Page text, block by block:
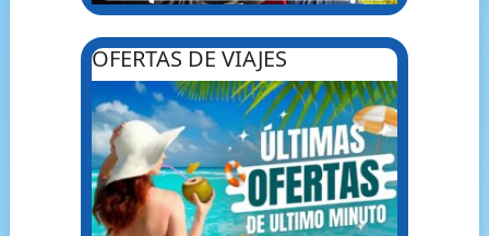
OFERTAS DE VIAJES